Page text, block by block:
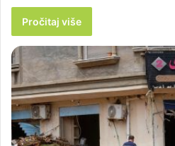
Pročitaj više